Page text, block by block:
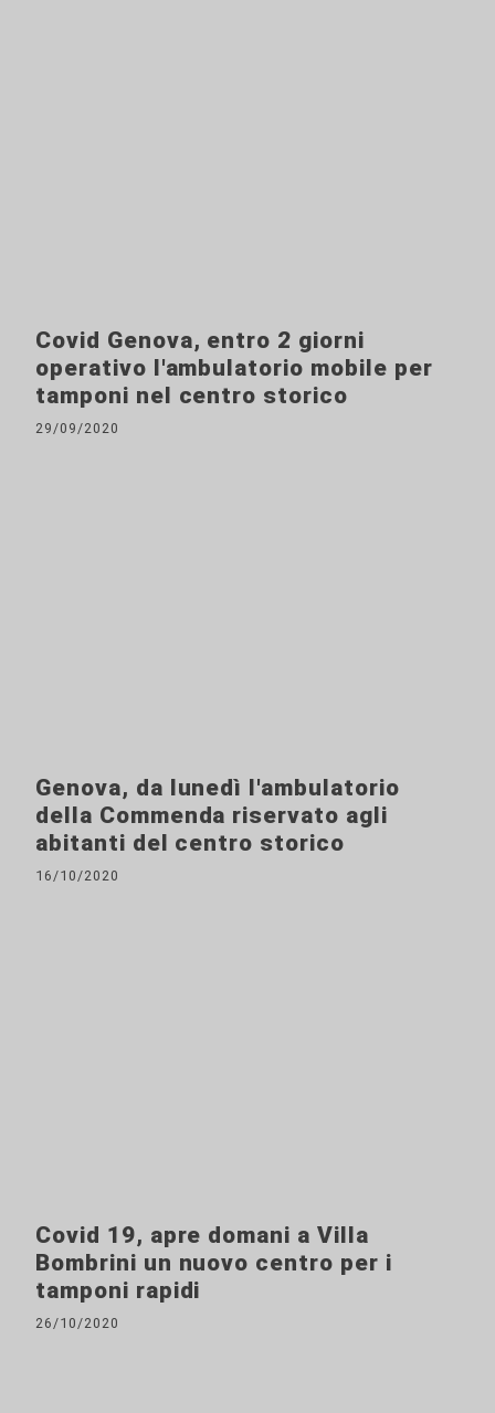
Covid Genova, entro 2 giorni
operativo l'ambulatorio mobile per
tamponi nel centro storico
29/09/2020
Genova, da lunedì l'ambulatorio
della Commenda riservato agli
abitanti del centro storico
16/10/2020
Covid 19, apre domani a Villa
Bombrini un nuovo centro per i
tamponi rapidi
26/10/2020